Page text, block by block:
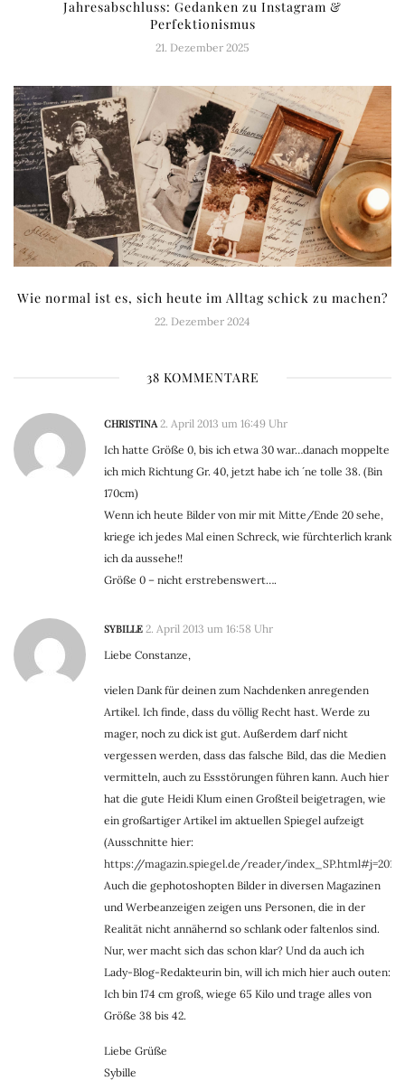
Jahresabschluss: Gedanken zu Instagram &
Perfektionismus
21. Dezember 2025
Wie normal ist es, sich heute im Alltag schick zu machen?
22. Dezember 2024
38 KOMMENTARE
CHRISTINA 2. April 2013 um 16:49 Uhr
Ich hatte Größe 0, bis ich etwa 30 war…danach moppelte
ich mich Richtung Gr. 40, jetzt habe ich ´ne tolle 38. (Bin
170cm)
Wenn ich heute Bilder von mir mit Mitte/Ende 20 sehe,
kriege ich jedes Mal einen Schreck, wie fürchterlich krank
ich da aussehe!!
Größe 0 – nicht erstrebenswert….
SYBILLE 2. April 2013 um 16:58 Uhr
Liebe Constanze,
vielen Dank für deinen zum Nachdenken anregenden
Artikel. Ich finde, dass du völlig Recht hast. Werde zu
mager, noch zu dick ist gut. Außerdem darf nicht
vergessen werden, dass das falsche Bild, das die Medien
vermitteln, auch zu Essstörungen führen kann. Auch hier
hat die gute Heidi Klum einen Großteil beigetragen, wie
ein großartiger Artikel im aktuellen Spiegel aufzeigt
(Ausschnitte hier:
https://magazin.spiegel.de/reader/
Auch die gephotoshopten Bilder in diversen Magazinen
und Werbeanzeigen zeigen uns Personen, die in der
Realität nicht annähernd so schlank oder faltenlos sind.
Nur, wer macht sich das schon klar? Und da auch ich
Lady-Blog-Redakteurin bin, will ich mich hier auch outen:
Ich bin 174 cm groß, wiege 65 Kilo und trage alles von
Größe 38 bis 42.
Liebe Grüße
Sybille